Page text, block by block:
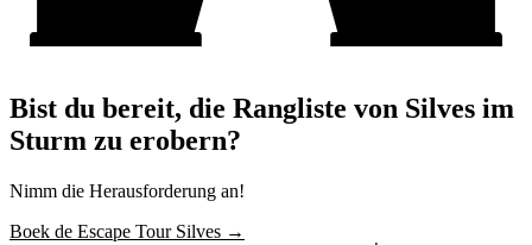
Bist du bereit, die Rangliste von Silves im
Sturm zu erobern?
Nimm die Herausforderung an!
Boek de Escape Tour Silves →